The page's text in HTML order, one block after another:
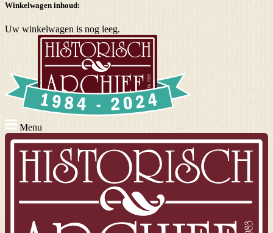
Winkelwagen inhoud:
Uw winkelwagen is nog leeg.
Menu